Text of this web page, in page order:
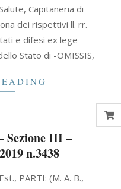
Capitaneria di
dei rispettivi ll. rr.
e difesi ex lege
Stato di -OMISSIS,
Sezione III –
n.3438
PARTI: (M. A. B.,